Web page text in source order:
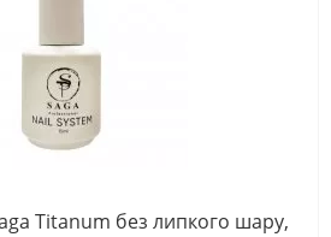
Titanum без липкого шару,